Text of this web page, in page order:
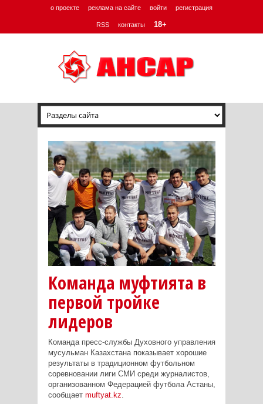
о проекте реклама на сайте войти регистрация
RSS контакты 18+
Команда муфтията в
первой тройке
лидеров
Команда пресс-службы Духовного управления
мусульман Казахстана показывает хорошие
результаты в традиционном футбольном
соревновании лиги СМИ среди журналистов,
организованном Федерацией футбола Астаны,
сообщает muftyat.kz.